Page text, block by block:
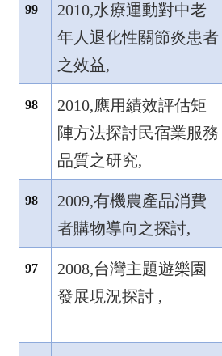
99 2010,水療運動對中老
年人退化性關節炎患者
之效益,
98 2010,應用績效評估矩
陣方法探討民宿業服務
品質之研究,
98 2009,有機農產品消費
者購物導向之探討,
97 2008,台灣主題遊樂園
發展現況探討 ,